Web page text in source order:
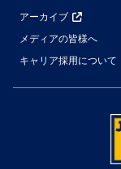
アーカイブ
メディアの皆様へ
キャリア採用について